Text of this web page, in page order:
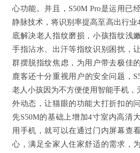
心功能。并且，S50M Pro是运用已
静脉技术，将识别率提高至高出行业
底解决老人指纹磨损，小孩指纹浅
手指沾水、出汗等指纹识别困扰，
群摆脱指纹焦虑，为用户带去极佳
鹿客还十分重视用户的安全问题，
老人小孩因为不方便使用智能手机，
外动态，让猫眼的功能大打折扣的
先S50M的基础上增加4寸室内高清
用手机，就可以在通过门内屏幕查
心，满足全家人住家舒适的需求，